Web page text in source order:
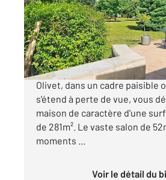
Maison à vendre
840 000 €
!! MAISON DE CARACTERE et
Olivet, dans un cadre paisible
s'étend à perte de vue, vous
maison de caractère d'une
de 281m². Le vaste salon de
moments ...
Voir le détail du